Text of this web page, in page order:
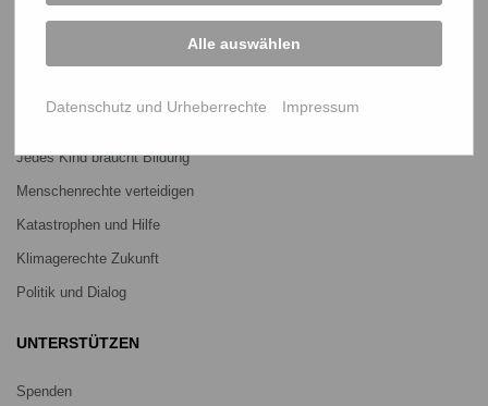
Mitmachen
Jedes Kind braucht Bildung
Menschenrechte verteidigen
Katastrophen und Hilfe
Klimagerechte Zukunft
Politik und Dialog
UNTERSTÜTZEN
Spenden
Alle auswählen
Datenschutz und Urheberrechte Impressum